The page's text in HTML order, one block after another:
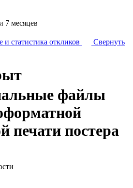
7 месяцев
и статистика откликов Свернуть
файлы
печати постера